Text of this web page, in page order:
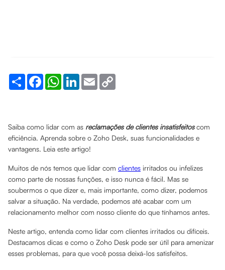
Share FacebookWhatsApp
LinkedInEmail
Saiba como lidar com as reclamações de clientes insatisfeitoscom
eficiência. Aprenda sobre o Zoho Desk, suas funcionalidades e
vantagens. Leia este artigo!
Muitos de nós temos que lidar com clientes irritados ou infelizes
como parte de nossas funções, e isso nunca é fácil. Mas se
soubermos o que dizer e, mais importante, como dizer, podemos
salvar a situação. Na verdade, podemos até acabar com um
relacionamento melhor com nosso cliente do que tínhamos antes.
Neste artigo, entenda como lidar com clientes irritados ou difíceis.
Destacamos dicas e como o Zoho Desk pode ser útil para amenizar
esses problemas, para que você possa deixá-los satisfeitos.